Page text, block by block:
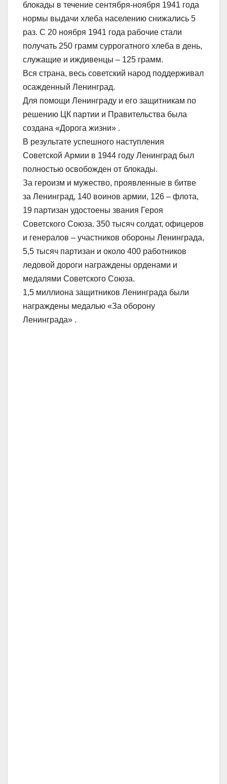
блокады в течение сентября-ноября 1941 года
нормы выдачи хлеба населению снижались 5
раз. С 20 ноября 1941 года рабочие стали
получать 250 грамм суррогатного хлеба в день,
служащие и иждивенцы – 125 грамм.
Вся страна, весь советский народ поддерживал
осажденный Ленинград.
Для помощи Ленинграду и его защитникам по
решению ЦК партии и Правительства была
создана «Дорога жизни» .
В результате успешного наступления
Советской Армии в 1944 году Ленинград был
полностью освобожден от блокады.
За героизм и мужество, проявленные в битве
за Ленинград, 140 воинов армии, 126 – флота,
19 партизан удостоены звания Героя
Советского Союза. 350 тысяч солдат, офицеров
и генералов – участников обороны Ленинграда,
5,5 тысяч партизан и около 400 работников
ледовой дороги награждены орденами и
медалями Советского Союза.
1,5 миллиона защитников Ленинграда были
награждены медалью «За оборону
Ленинграда» .